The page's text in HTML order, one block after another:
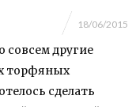
18/06/2015
совсем другие
торфяных
сделать